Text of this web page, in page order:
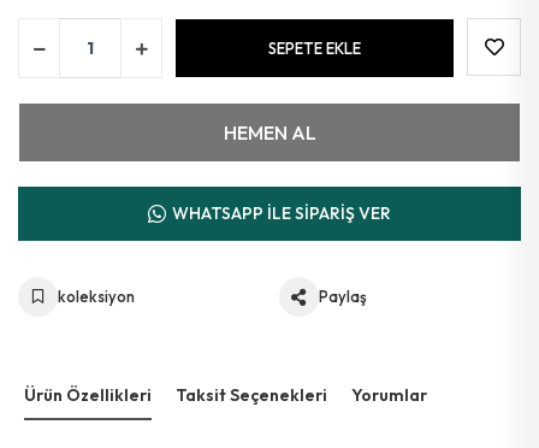
Azurit
Mercan
SEPETE EKLE
HEMEN AL
WHATSAPP İLE SİPARİŞ VER
koleksiyon Paylaş
Ürün Özellikleri Taksit Seçenekleri Yorumlar